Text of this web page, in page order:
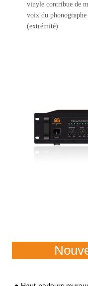
vinyle contribue de
voix du
(extrémité).